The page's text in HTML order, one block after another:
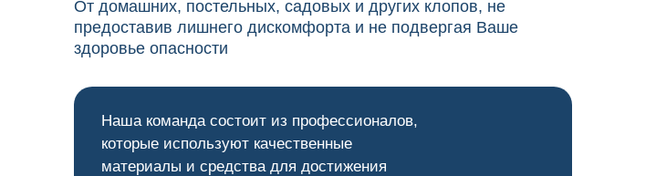
От домашних, постельных, садовых и других клопов, не
предоставив лишнего дискомфорта и не подвергая Ваше
здоровье опасности
Наша команда состоит из профессионалов,
которые используют качественные
материалы и средства для достижения